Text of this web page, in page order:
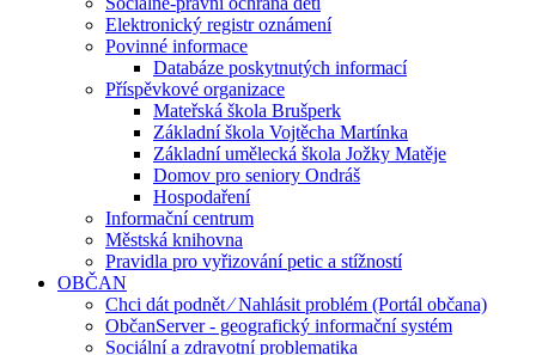
Elektronický registr oznámení
Povinné informace
Databáze poskytnutých informací
Příspěvkové organizace
Mateřská škola Brušperk
Základní škola Vojtěcha Martínka
Základní umělecká škola Jožky Matěje
Domov pro seniory Ondráš
Hospodaření
Informační centrum
Městská knihovna
Pravidla pro vyřizování petic a stížností
OBČAN
Chci dát podnět ⁄ Nahlásit problém (Portál občana)
ObčanServer - geografický informační systém
Sociální a zdravotní problematika